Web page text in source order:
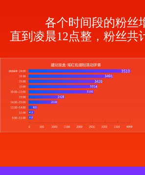
各个时间段的粉丝
直到凌晨12点整，粉丝共